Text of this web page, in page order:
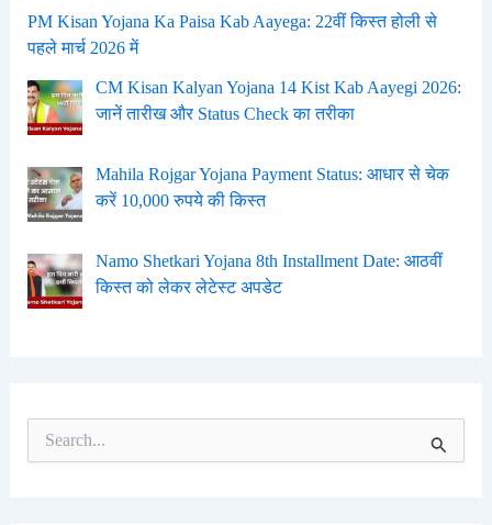
PM Kisan Yojana Ka Paisa Kab Aayega: 22वीं किस्त होली से
पहले मार्च 2026 में
CM Kisan Kalyan Yojana 14 Kist Kab Aayegi 2026:
जानें तारीख और Status Check का तरीका
Mahila Rojgar Yojana Payment Status: आधार से चेक
करें 10,000 रुपये की किस्त
Namo Shetkari Yojana 8th Installment Date: आठवीं
किस्त को लेकर लेटेस्ट अपडेट